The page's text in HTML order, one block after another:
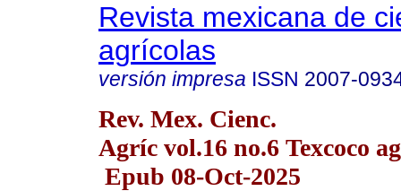
Revista mexicana de
agrícolas
versión impresa ISSN 2007-
Rev. Mex. Cienc.
Agríc vol.16 no.6 Texcoco
Epub 08-Oct-2025